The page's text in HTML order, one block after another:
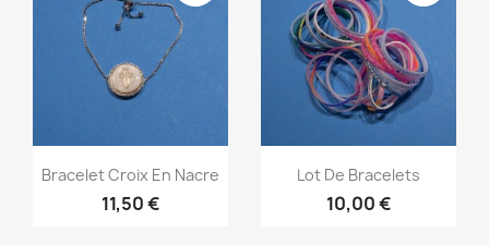
Aperçu rapide
Bracelet Croix En Nacre
11,50 €
Aperçu rapide
Lot De Bracelets
10,00 €